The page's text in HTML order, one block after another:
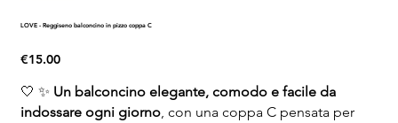
LOVE - Reggiseno balconcino in pizzo coppa C
Price
€15.00
🤍 ✨ Un balconcino elegante, comodo e facile da
indossare ogni giorno, con una coppa C pensata per